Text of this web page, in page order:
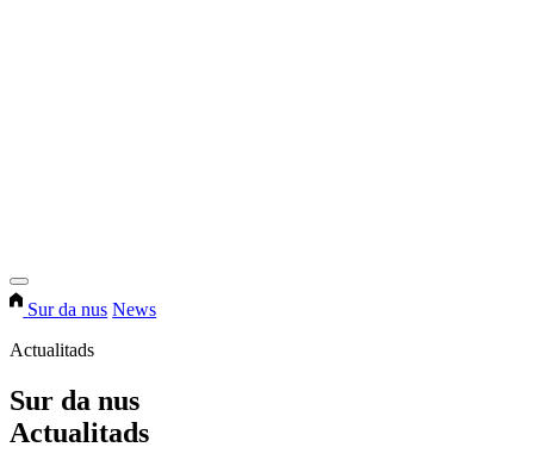
Sur da nus News
Actualitads
Sur da nus
Actualitads